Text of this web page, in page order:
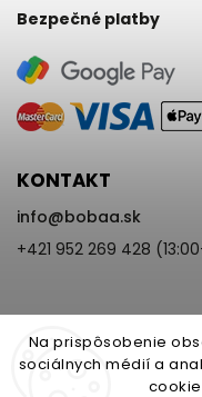
Na prispôsobenie
sociálnych médií a
Bezpečné platby
KONTAKT
info@bobaa.sk
+421 952 269 428